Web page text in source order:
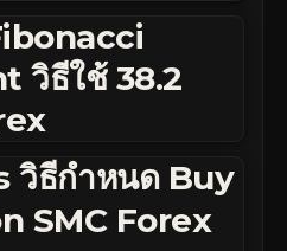
วิธีใช้ 38.2
วิธีกำหนด Buy
SMC Forex